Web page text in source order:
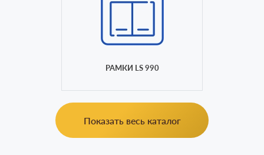
РАМКИ LS 990
Показать весь каталог